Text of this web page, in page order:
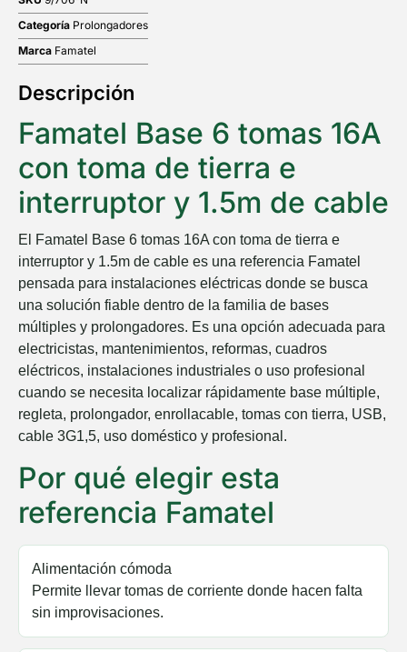
Categoría Prolongadores
Marca Famatel
Descripción
Famatel Base 6 tomas 16A
con toma de tierra e
interruptor y 1.5m de cable
El Famatel Base 6 tomas 16A con toma de tierra e
interruptor y 1.5m de cable es una referencia Famatel
pensada para instalaciones eléctricas donde se busca
una solución fiable dentro de la familia de bases
múltiples y prolongadores. Es una opción adecuada para
electricistas, mantenimientos, reformas, cuadros
eléctricos, instalaciones industriales o uso profesional
cuando se necesita localizar rápidamente base múltiple,
regleta, prolongador, enrollacable, tomas con tierra, USB,
cable 3G1,5, uso doméstico y profesional.
Por qué elegir esta
referencia Famatel
Alimentación cómoda
Permite llevar tomas de corriente donde hacen falta
sin improvisaciones.